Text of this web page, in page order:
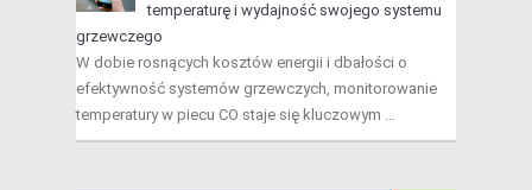
temperaturę i wydajność swojego systemu
grzewczego
W dobie rosnących kosztów energii i dbałości o
efektywność systemów grzewczych, monitorowanie
temperatury w piecu CO staje się kluczowym …